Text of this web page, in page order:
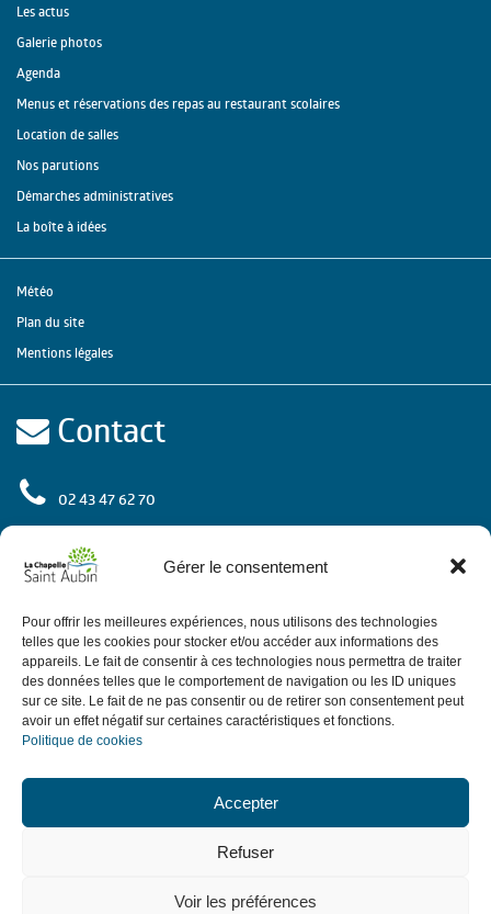
Gérer le consentement
Pour offrir les meilleures expériences, nous utilisons des technologies
telles que les cookies pour stocker et/ou accéder aux informations des
appareils. Le fait de consentir à ces technologies nous permettra de traiter
des données telles que le comportement de navigation ou les ID uniques
sur ce site. Le fait de ne pas consentir ou de retirer son consentement peut
avoir un effet négatif sur certaines caractéristiques et fonctions.
Politique de cookies
Accepter
Refuser
Voir les préférences
Les actus
Galerie photos
Agenda
Menus et réservations des repas au restaurant scolaires
Location de salles
Nos parutions
Démarches administratives
La boîte à idées
Météo
Plan du site
Mentions légales
Contact
02 43 47 62 70
72 650 La Chapelle Saint Aubin
Contactez-nous
Horaires
sauf le jeudi